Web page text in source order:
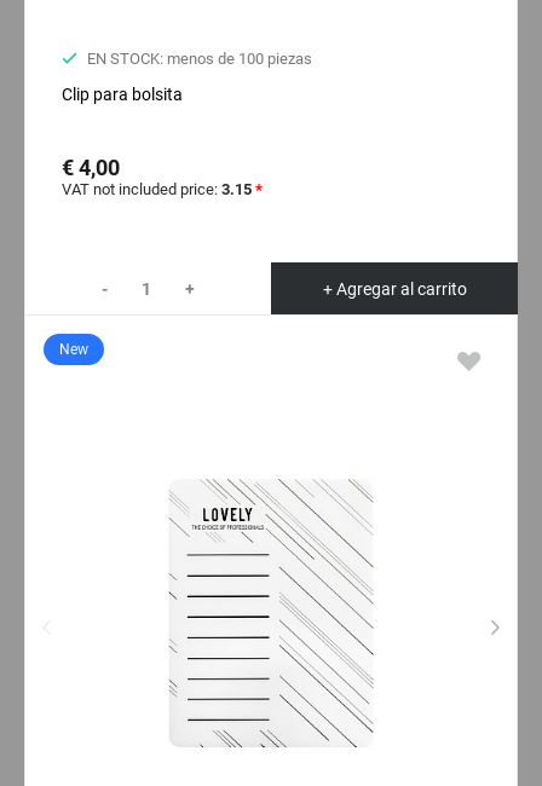
EN STOCK: menos de 100 piezas
Clip para bolsita
€ 4,00
VAT not included price: 3.15 *
- + + Agregar al carrito
New